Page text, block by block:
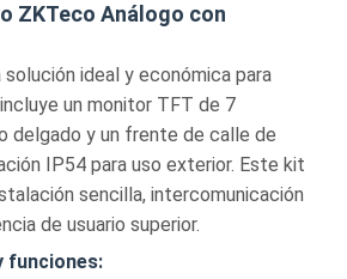
ZKTeco Análogo con
solución ideal y económica para
un monitor TFT de 7
delgado y un frente de calle de
IP54 para uso exterior. Este kit
sencilla, intercomunicación
de usuario superior.
funciones: